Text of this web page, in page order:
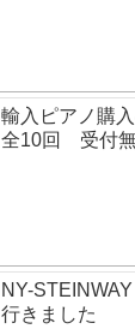
輸入ピアノ購
全10回 受付無
NY-
行きました